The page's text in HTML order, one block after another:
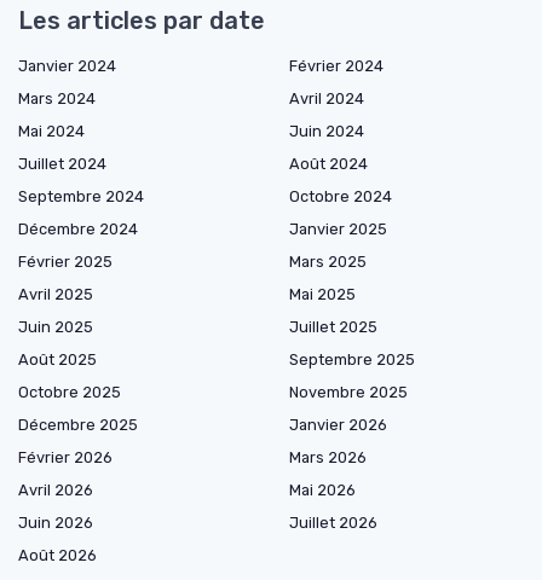
Les articles par date
Janvier 2024
Février 2024
Mars 2024
Avril 2024
Mai 2024
Juin 2024
Juillet 2024
Août 2024
Septembre 2024
Octobre 2024
Décembre 2024
Janvier 2025
Février 2025
Mars 2025
Avril 2025
Mai 2025
Juin 2025
Juillet 2025
Août 2025
Septembre 2025
Octobre 2025
Novembre 2025
Décembre 2025
Janvier 2026
Février 2026
Mars 2026
Avril 2026
Mai 2026
Juin 2026
Juillet 2026
Août 2026